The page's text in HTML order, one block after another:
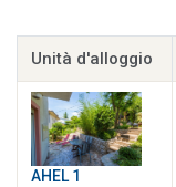
Unità d'alloggio
AHEL 1